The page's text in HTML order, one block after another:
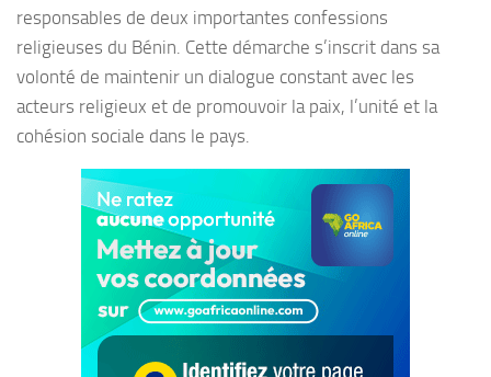
responsables de deux importantes confessions
religieuses du Bénin. Cette démarche s’inscrit dans sa
volonté de maintenir un dialogue constant avec les
acteurs religieux et de promouvoir la paix, l’unité et la
cohésion sociale dans le pays.